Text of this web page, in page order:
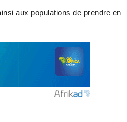
aux populations de prendre en